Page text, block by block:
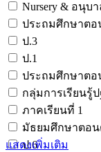
Nursery & อนุบา
ประถมศึกษาตอ
ป.3
ป.1
ประถมศึกษาตอ
กลุ่มการเรียนรู้
ภาคเรียนที่ 1
มัธยมศึกษาตอ
ป.6
แสดงเพิ่มเติม